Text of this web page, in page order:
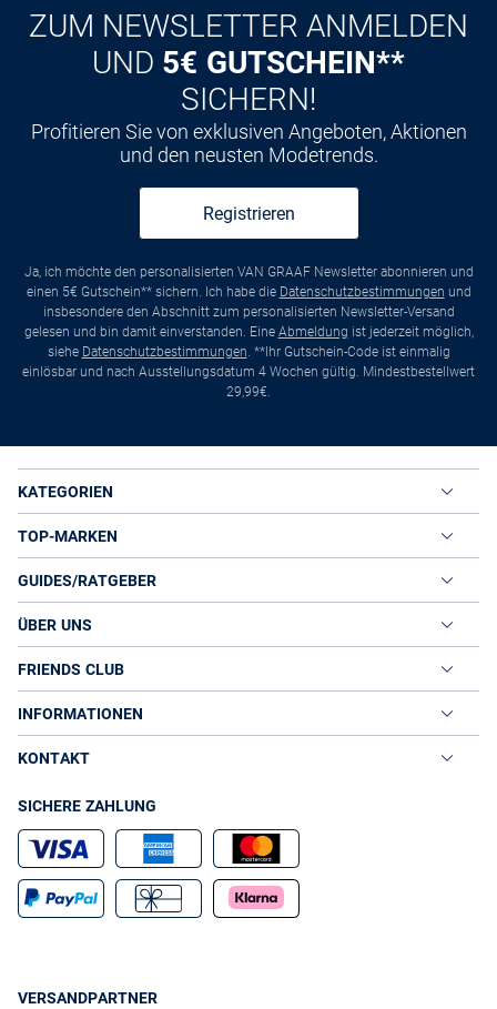
ZUM NEWSLETTER ANMELDEN
UND 5€ GUTSCHEIN**
SICHERN!
Profitieren Sie von exklusiven Angeboten, Aktionen
und den neusten Modetrends.
Registrieren
Ja, ich möchte den personalisierten VAN GRAAF Newsletter abonnieren und
einen 5€ Gutschein** sichern. Ich habe die Datenschutzbestimmungen und
insbesondere den Abschnitt zum personalisierten Newsletter-Versand
gelesen und bin damit einverstanden. Eine Abmeldung ist jederzeit möglich,
siehe Datenschutzbestimmungen. **Ihr Gutschein-Code ist einmalig
einlösbar und nach Ausstellungsdatum 4 Wochen gültig. Mindestbestellwert
29,99€.
KATEGORIEN
TOP-MARKEN
GUIDES/RATGEBER
ÜBER UNS
FRIENDS CLUB
INFORMATIONEN
KONTAKT
SICHERE ZAHLUNG
VERSANDPARTNER